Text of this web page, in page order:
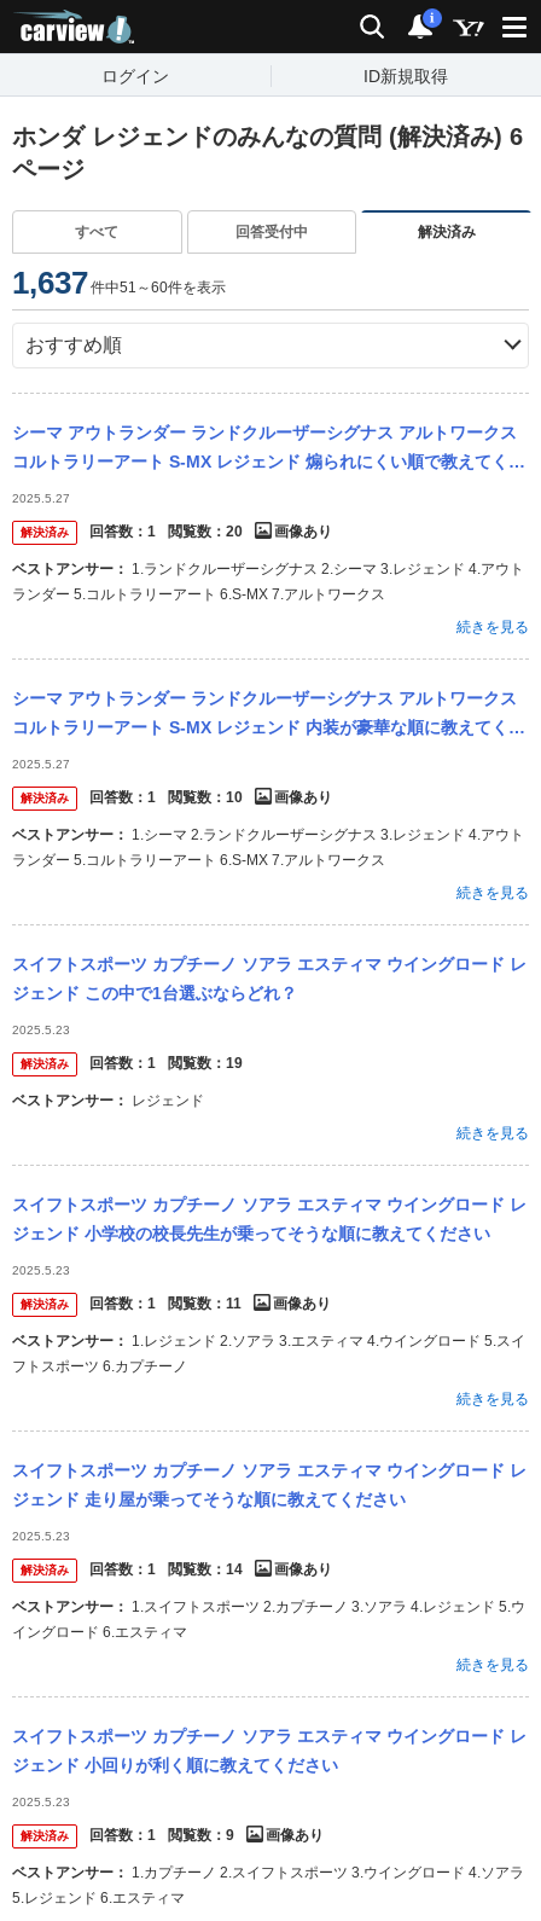
検索 通知
i
ログイン ID新規取得
ホンダ レジェンドのみんなの質問 (解決済み) 6
ページ
すべて 回答受付中 解決済み
1,637件中51～60件を表示
シーマ アウトランダー ランドクルーザーシグナス アルトワークス
コルトラリーアート S-MX レジェンド 煽られにくい順で教えてくだ
さい
2025.5.27
解決済み 回答数： 1 閲覧数： 20 画像あり
ベストアンサー：
ランダー 5.コルトラリーアート 6.S-MX 7.アルトワークス
続きを見る
シーマ アウトランダー ランドクルーザーシグナス アルトワークス
コルトラリーアート S-MX レジェンド 内装が豪華な順に教えてくだ
さい
2025.5.27
解決済み 回答数： 1 閲覧数： 10 画像あり
ベストアンサー：
ランダー 5.コルトラリーアート 6.S-MX 7.アルトワークス
続きを見る
スイフトスポーツ カプチーノ ソアラ エスティマ ウイングロード レ
ジェンド この中で1台選ぶならどれ？
2025.5.23
解決済み 回答数： 1 閲覧数： 19
ベストアンサー： レジェンド
続きを見る
スイフトスポーツ カプチーノ ソアラ エスティマ ウイングロード レ
ジェンド 小学校の校長先生が乗ってそうな順に教えてください
2025.5.23
解決済み 回答数： 1 閲覧数： 11 画像あり
ベストアンサー：
フトスポーツ 6.カプチーノ
続きを見る
スイフトスポーツ カプチーノ ソアラ エスティマ ウイングロード レ
ジェンド 走り屋が乗ってそうな順に教えてください
2025.5.23
解決済み 回答数： 1 閲覧数： 14 画像あり
ベストアンサー：
イングロード 6.エスティマ
続きを見る
スイフトスポーツ カプチーノ ソアラ エスティマ ウイングロード レ
ジェンド 小回りが利く順に教えてください
2025.5.23
解決済み 回答数： 1 閲覧数： 9 画像あり
ベストアンサー：
5.レジェンド 6.エスティマ